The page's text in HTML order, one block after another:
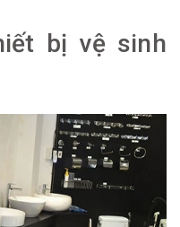
bị vệ sinh